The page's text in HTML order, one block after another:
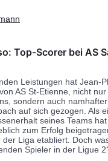
Top-Scorer bei AS
Leistungen hat Jean-
AS St-Etienne, nicht nur
sondern auch
auf sich gezogen. Als
seines Teams
zum Erfolg
Liga etabliert. Doch
Spieler in der Ligue